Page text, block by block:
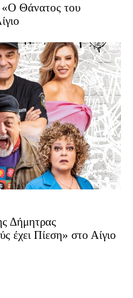
«Ο Θάνατος του
Δήμητρας
Πίεση» στο Αίγιο